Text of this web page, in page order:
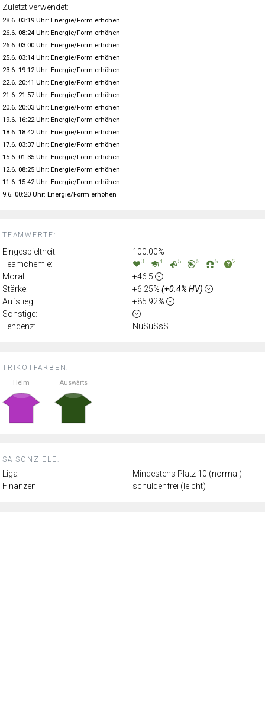
TRIKOTFARBEN:
Heim Auswärts
SAISONZIELE:
Liga
Mindestens Platz 10 (normal)
Finanzen
schuldenfrei (leicht)
TEAMWERTE:
Eingespieltheit:
100.00%
Teamchemie:
3 4 5 5 5 2
Moral:
+46.5
Stärke:
+6.25% (+0.4% HV)
Aufstieg:
+85.92%
Sonstige:
Tendenz:
NuSuSsS
Zuletzt verwendet:
28.6. 03:19 Uhr: Energie/Form erhöhen
26.6. 08:24 Uhr: Energie/Form erhöhen
26.6. 03:00 Uhr: Energie/Form erhöhen
25.6. 03:14 Uhr: Energie/Form erhöhen
23.6. 19:12 Uhr: Energie/Form erhöhen
22.6. 20:41 Uhr: Energie/Form erhöhen
21.6. 21:57 Uhr: Energie/Form erhöhen
20.6. 20:03 Uhr: Energie/Form erhöhen
19.6. 16:22 Uhr: Energie/Form erhöhen
18.6. 18:42 Uhr: Energie/Form erhöhen
17.6. 03:37 Uhr: Energie/Form erhöhen
15.6. 01:35 Uhr: Energie/Form erhöhen
12.6. 08:25 Uhr: Energie/Form erhöhen
11.6. 15:42 Uhr: Energie/Form erhöhen
9.6. 00:20 Uhr: Energie/Form erhöhen